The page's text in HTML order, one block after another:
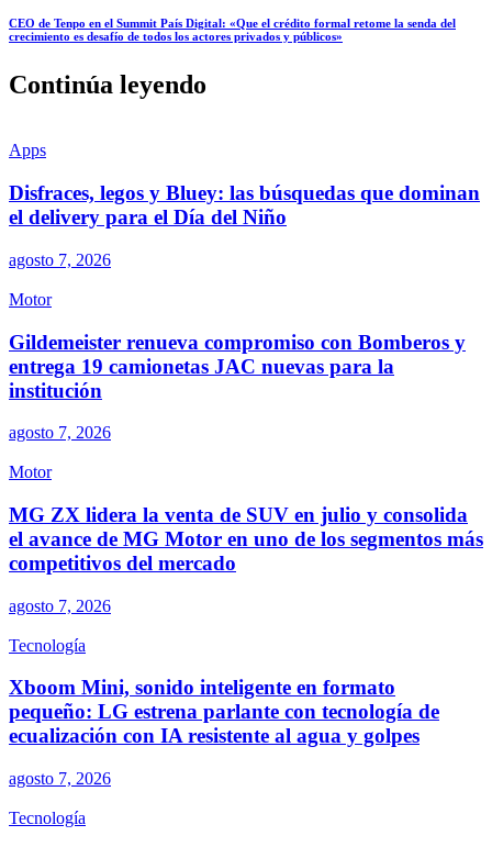
CEO de Tenpo en el Summit País Digital: «Que el crédito formal retome la senda del
crecimiento es desafío de todos los actores privados y públicos»
Continúa leyendo
Apps
Disfraces, legos y Bluey: las búsquedas que dominan
el delivery para el Día del Niño
agosto 7, 2026
Motor
Gildemeister renueva compromiso con Bomberos y
entrega 19 camionetas JAC nuevas para la
institución
agosto 7, 2026
Motor
MG ZX lidera la venta de SUV en julio y consolida
el avance de MG Motor en uno de los segmentos más
competitivos del mercado
agosto 7, 2026
Tecnología
Xboom Mini, sonido inteligente en formato
pequeño: LG estrena parlante con tecnología de
ecualización con IA resistente al agua y golpes
agosto 7, 2026
Tecnología